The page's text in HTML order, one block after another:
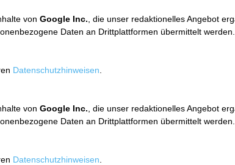
von Google Inc. , die unser redaktionelles Angebot
Daten an Drittplattformen übermittelt werden.
Datenschutzhinweisen
von Google Inc. , die unser redaktionelles Angebot
Daten an Drittplattformen übermittelt werden.
Datenschutzhinweisen